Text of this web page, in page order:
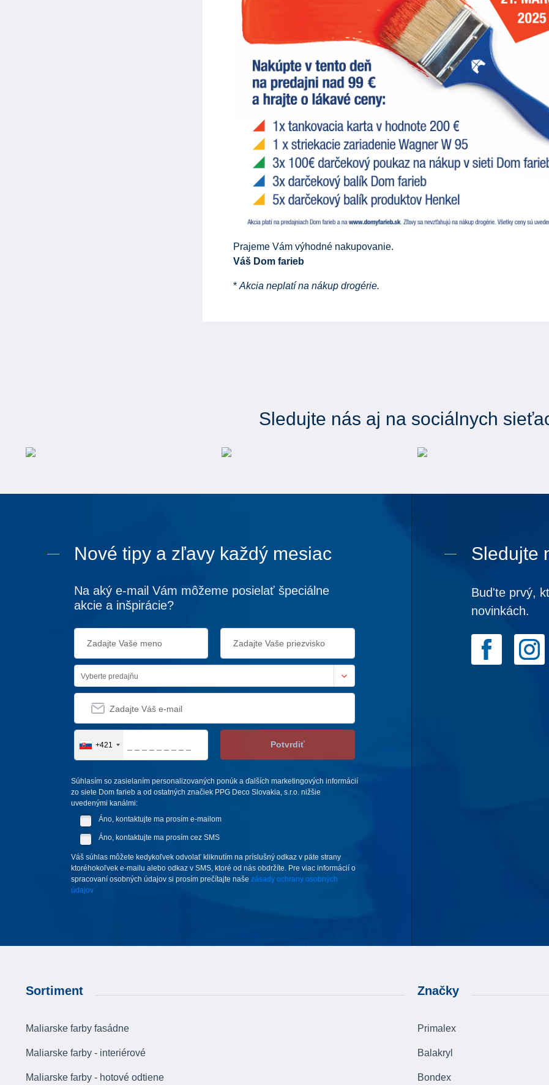
Prajeme Vám výhodné nakupovanie.
Váš Dom farieb
* Akcia neplatí na nákup drogérie.
Sledujte nás aj na sociálnych
Nové tipy a zľavy každý mesiac
Na aký e-mail Vám môžeme posielať špeciálne
akcie a inšpirácie?
Vyberte predajňu
+421 Potvrdiť
Súhlasím so zasielaním personalizovaných ponúk a ďalších marketingových informácií
zo siete Dom farieb a od ostatných značiek PPG Deco Slovakia, s.r.o. nižšie
uvedenými kanálmi:
Áno, kontaktujte ma prosím e-mailom
Áno, kontaktujte ma prosím cez SMS
Váš súhlas môžete kedykoľvek odvolať kliknutím na príslušný odkaz v päte strany
ktoréhokoľvek e-mailu alebo odkaz v SMS, ktoré od nás obdržíte. Pre viac informácií o
spracovaní osobných údajov si prosím prečítajte naše zásady ochrany osobných
údajov
Sledujte
Bud'te prvý,
novinkách.
Sortiment
Maliarske farby fasádne
Maliarske farby - interiérové
Maliarske farby - hotové odtiene
Značky
Primalex
Balakryl
Bondex